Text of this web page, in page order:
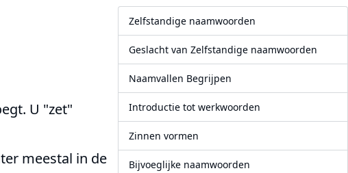
U "zet"
meestal in de
Zelfstandige naamwoorden
Geslacht van Zelfstandige naamwoorden
Naamvallen Begrijpen
Introductie tot werkwoorden
Zinnen vormen
Bijvoeglijke naamwoorden